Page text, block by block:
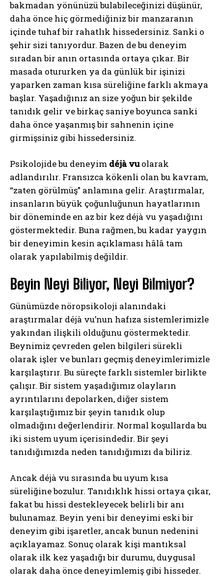
bakmadan yönünüzü bulabileceğinizi düşünür,
daha önce hiç görmediğiniz bir manzaranın
içinde tuhaf bir rahatlık hissedersiniz. Sanki o
şehir sizi tanıyordur. Bazen de bu deneyim
sıradan bir anın ortasında ortaya çıkar. Bir
masada otururken ya da günlük bir işinizi
yaparken zaman kısa süreliğine farklı akmaya
başlar. Yaşadığınız an size yoğun bir şekilde
tanıdık gelir ve birkaç saniye boyunca sanki
daha önce yaşanmış bir sahnenin içine
girmişsiniz gibi hissedersiniz.
Psikolojide bu deneyim déjà vuolarak
adlandırılır. Fransızca kökenli olan bu kavram,
“zaten görülmüş” anlamına gelir. Araştırmalar,
insanların büyük çoğunluğunun hayatlarının
bir döneminde en az bir kez déjà vu yaşadığını
göstermektedir. Buna rağmen, bu kadar yaygın
bir deneyimin kesin açıklaması hâlâ tam
olarak yapılabilmiş değildir.
Beyin Neyi Biliyor, Neyi Bilmiyor?
Günümüzde nöropsikoloji alanındaki
araştırmalar déjà vu’nun hafıza sistemlerimizle
yakından ilişkili olduğunu göstermektedir.
Beynimiz çevreden gelen bilgileri sürekli
olarak işler ve bunları geçmiş deneyimlerimizle
karşılaştırır. Bu süreçte farklı sistemler birlikte
çalışır. Bir sistem yaşadığımız olayların
ayrıntılarını depolarken, diğer sistem
karşılaştığımız bir şeyin tanıdık olup
olmadığını değerlendirir. Normal koşullarda bu
iki sistem uyum içerisindedir. Bir şeyi
tanıdığımızda neden tanıdığımızı da biliriz.
Ancak déjà vu sırasında bu uyum kısa
süreliğine bozulur. Tanıdıklık hissi ortaya çıkar,
fakat bu hissi destekleyecek belirli bir anı
bulunamaz. Beyin yeni bir deneyimi eski bir
deneyim gibi işaretler, ancak bunun nedenini
açıklayamaz. Sonuç olarak kişi mantıksal
olarak ilk kez yaşadığı bir durumu, duygusal
olarak daha önce deneyimlemiş gibi hisseder.